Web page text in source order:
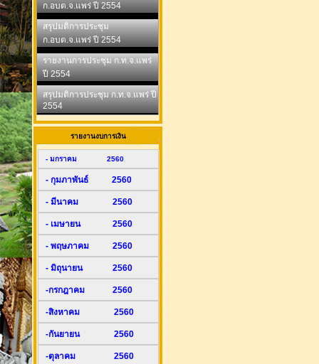
ก.อบต.จ.แพร่ ปี 2554
สรุปมติการประชุม
ก.อบต.จ.แพร่ ปี 2554
รายงานการประชุม ก.ท.จ.แพร่
ปี 2554
สรุปมติการประชุม ก.ท.จ.แพร่ ปี
2554
รายงานงบการเงิน
- มกราคม 2560
- กุมภาพันธ์ 2560
- มีนาคม 2560
- เมษายน 2560
- พฤษภาคม 2560
- มิถุนายน 2560
-กรกฎาคม 2560
-สิงหาคม 2560
-กันยายน 2560
-ตุลาคม 2560